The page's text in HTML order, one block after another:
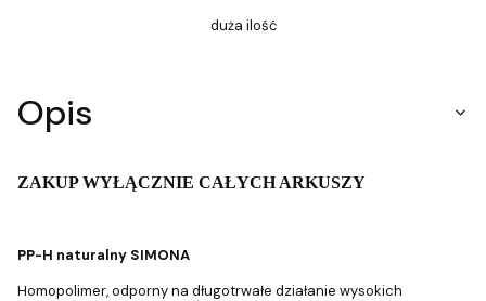
duża ilość
Opis
ZAKUP WYŁĄCZNIE CAŁYCH ARKUSZY
PP-H naturalny SIMONA
Homopolimer, odporny na długotrwałe działanie wysokich